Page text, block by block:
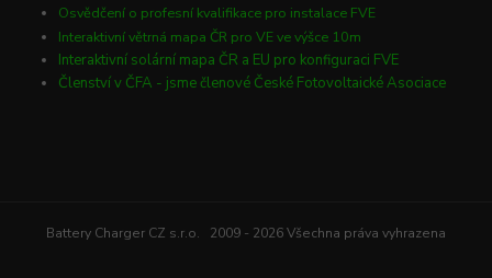
Osvědčení o profesní kvalifikace pro instalace FVE
Interaktivní větrná mapa ČR pro VE ve výšce 10m
Interaktivní solární mapa ČR a EU pro konfiguraci FVE
Členství v ČFA - jsme členové České Fotovoltaické Asociace
Battery Charger CZ s.r.o. 2009 - 2026 Všechna práva vyhrazena